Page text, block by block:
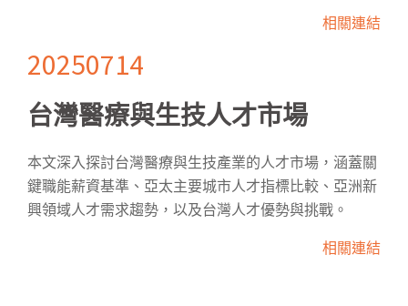
相關連結
20250714
台灣醫療與生技人才市場
本文深入探討台灣醫療與生技產業的人才市場，涵蓋關
鍵職能薪資基準、亞太主要城市人才指標比較、亞洲新
興領域人才需求趨勢，以及台灣人才優勢與挑戰。
相關連結